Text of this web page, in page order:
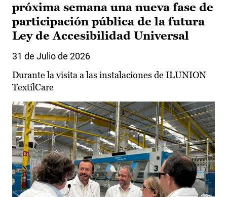
próxima semana una nueva fase de
participación pública de la futura
Ley de Accesibilidad Universal
31 de Julio de 2026
Durante la visita a las instalaciones de ILUNION
TextilCare